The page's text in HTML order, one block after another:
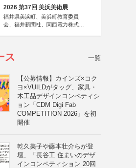
2026 第37回 美浜美術展
福井県美浜町、美浜町教育委員
会、福井新聞社、関西電力株式会
ス 一覧
【公募情報】カインズ×コク
ヨ×VUILDがタッグ、家具・
木工品デザインコンペティシ
ョン「CDM Digi Fab
COMPETITION 2026」を初
開催
乾久美子や藤本壮介らが登
壇、「長谷工 住まいのデザ
インコンペティション 20回